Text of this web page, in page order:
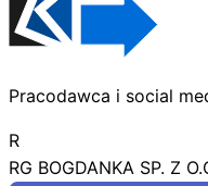
Pracodawca i social
R
RG BOGDANKA SP. Z